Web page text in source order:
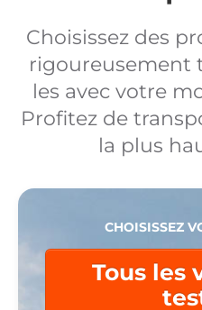
Choisissez des
rigoureusement
les avec votre
Profitez de
la plus
CHOISISSEZ
Tous les